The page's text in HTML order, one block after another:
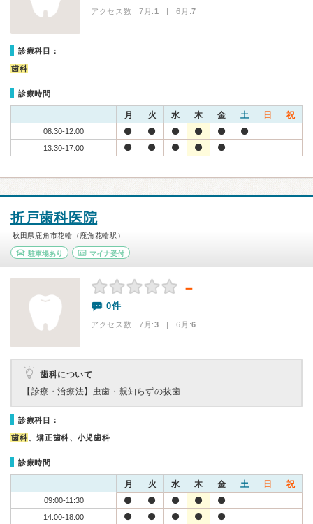
アクセス数 7月:1 | 6月:7
診療科目：
歯科
診療時間
月 火 水 木 金 土 日 祝
08:30-12:00
13:30-17:00
折戸歯科医院
秋田県鹿角市花輪（鹿角花輪駅）
駐車場あり マイナ受付
－
0件
アクセス数 7月:3 | 6月:6
歯科について
【診療・治療法】 虫歯・親知らずの抜歯
診療科目：
歯科、矯正歯科、小児歯科
診療時間
月 火 水 木 金 土 日 祝
09:00-11:30
14:00-18:00